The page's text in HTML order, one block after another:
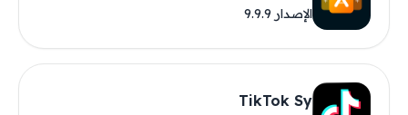
الإصدار 9.9.9
TikTok Sy